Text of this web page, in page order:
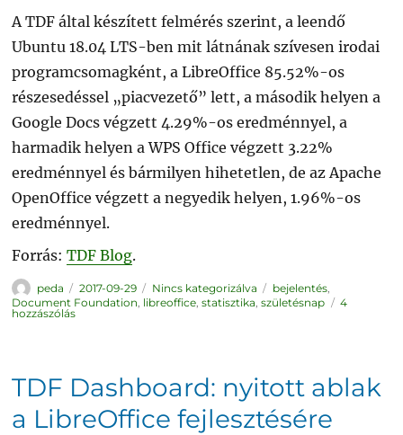
A TDF által készített felmérés szerint, a leendő
Ubuntu 18.04 LTS-ben mit látnának szívesen irodai
programcsomagként, a LibreOffice 85.52%-os
részesedéssel „piacvezető” lett, a második helyen a
Google Docs végzett 4.29%-os eredménnyel, a
harmadik helyen a WPS Office végzett 3.22%
eredménnyel és bármilyen hihetetlen, de az Apache
OpenOffice végzett a negyedik helyen, 1.96%-os
eredménnyel.
Forrás:TDF Blog.
Szerző
peda Közzétéve
2017-09-29 Kategória
Nincs kategorizálva Címke
bejelentés,
Document Foundation, libreoffice,statisztika,születésnap
4
hozzászólás7
bejegyzéshez
TDF Dashboard: nyitott ablak
a LibreOffice fejlesztésére